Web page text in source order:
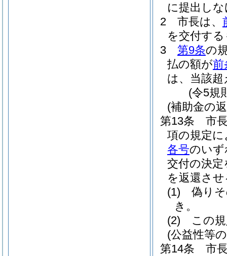
に提出し
2
市長は、
を交付す
3
第9条の
払の額が前
は、当該
(令5規
(補助金の
第13条
市
項の規定
各号のいず
交付の決
を返還さ
(1)
偽り
き。
(2)
この
(公益性等
第14条
市